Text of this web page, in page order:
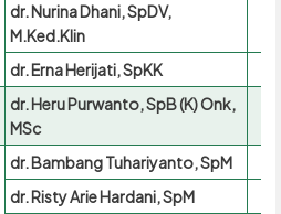
dr. Nurina Dhani, SpDV,
M.Ked.Klin
dr. Erna Herijati, SpKK
dr. Heru Purwanto, SpB (K) Onk,
MSc
dr. Bambang Tuhariyanto, SpM
dr. Risty Arie Hardani, SpM